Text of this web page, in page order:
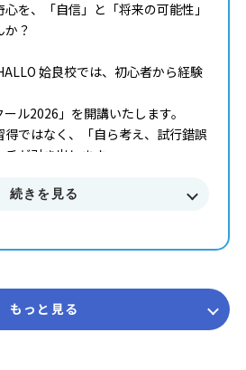
を、「自信」と「将来の可能性」
か？
姶良校では、初心者から経験
ル2026」を開講いたします。
ではなく、「自ら考え、試行錯誤
が引き出します。
2026 概要 ■■■
込） ※教室によって実施状況や
詳しくは教室までお問合せくださ
続きを見る
もっと見る